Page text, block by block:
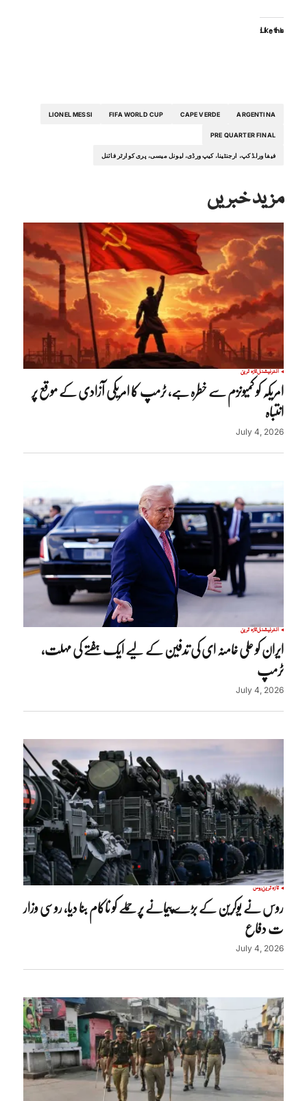
Like this:
ARGENTINA
CAPE VERDE
FIFA WORLD CUP
LIONEL MESSI
PRE QUARTER FINAL
فیفا ورلڈ کپ، ارجنٹینا، کیپ ورڈی، لیونل میسی، پری کوارٹر فائنل
مزید خبریں
انٹرنیشنلتازہ ترین
امریکہ کو کمیونزم سے خطرہ ہے، ٹرمپ کا امریکی آزادی کے موقع پر
انتباہ
July 4, 2026
انٹرنیشنلتازہ ترین
ایران کو علی خامنہ ای کی تدفین کے لیے ایک ہفتے کی مہلت،
ٹرمپ
July 4, 2026
تازہ ترینروس
روس نے یوکرین کے بڑے پیمانے پر حملے کو ناکام بنا دیا، روسی وزار
ت دفاع
July 4, 2026